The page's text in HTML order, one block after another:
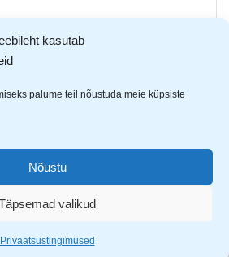
kasutab
palume teil nõustuda meie küpsiste
Nõustu
valikud
Privaatsustingimused
or videos